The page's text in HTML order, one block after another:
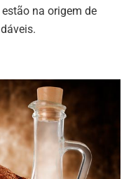
na origem de